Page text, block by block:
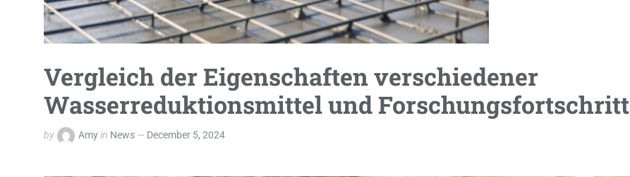
Vergleich der Eigenschaften verschiedener
Wasserreduktionsmittel und Forschungsfortschritt
by Amyin News December 5, 2024